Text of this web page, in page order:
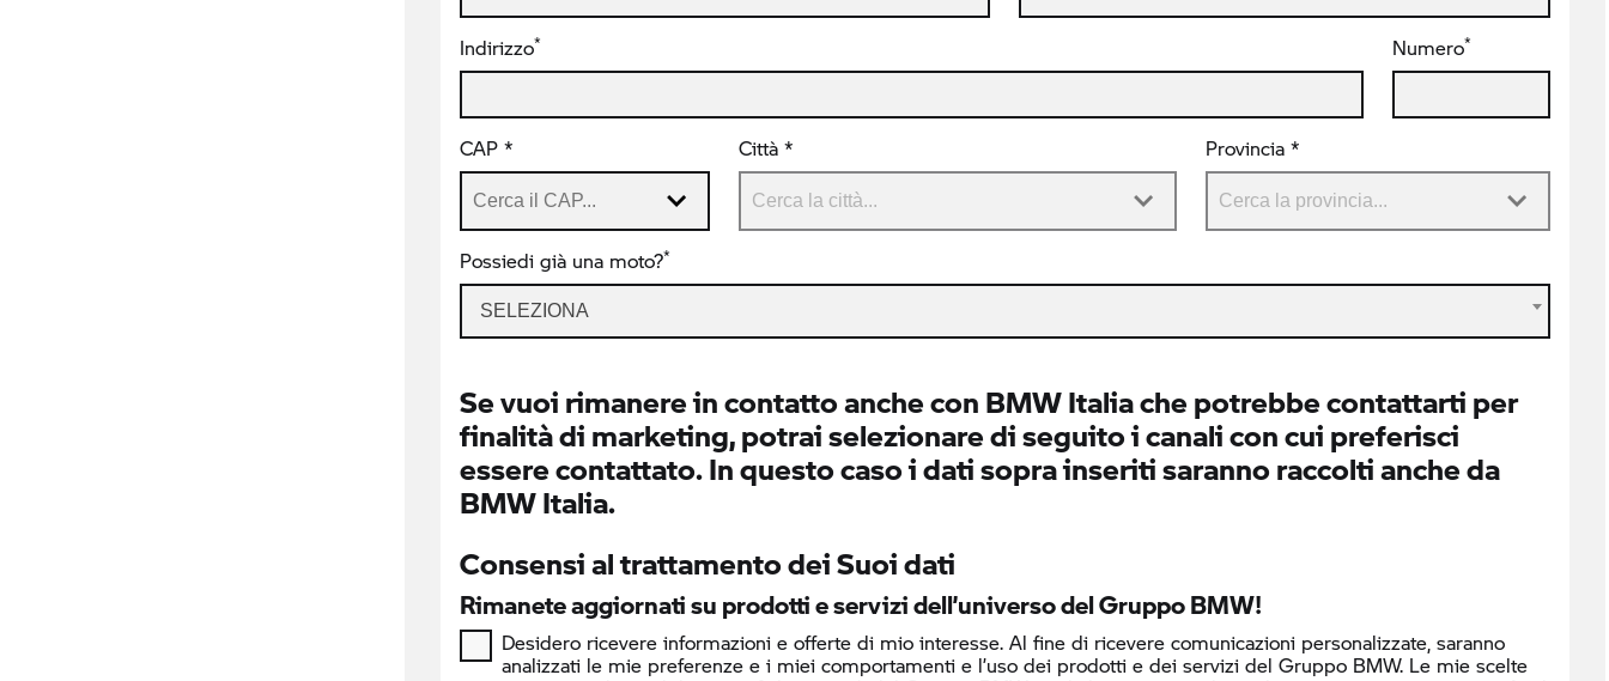
Indirizzo* Numero*
CAP * Città * Provincia *
Possiedi già una moto?*
SELEZIONA
Se vuoi rimanere in contatto anche con BMW Italia che potrebbe contattarti per
finalità di marketing, potrai selezionare di seguito i canali con cui preferisci
essere contattato. In questo caso i dati sopra inseriti saranno raccolti anche da
BMW Italia.
Consensi al trattamento dei Suoi dati
Rimanete aggiornati su prodotti e servizi dell’universo del Gruppo BMW!
Desidero ricevere informazioni e offerte di mio interesse. Al fine di ricevere comunicazioni personalizzate, saranno
analizzati le mie preferenze e i miei comportamenti e l’uso dei prodotti e dei servizi del Gruppo BMW. Le mie scelte